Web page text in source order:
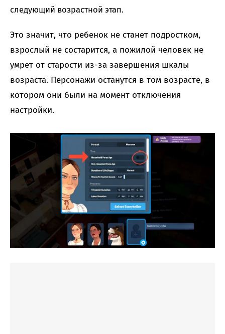
следующий возрастной этап.
Это значит, что ребенок не станет подростком,
взрослый не состарится, а пожилой человек не
умрет от старости из-за завершения шкалы
возраста. Персонажи останутся в том возрасте, в
котором они были на момент отключения
настройки.